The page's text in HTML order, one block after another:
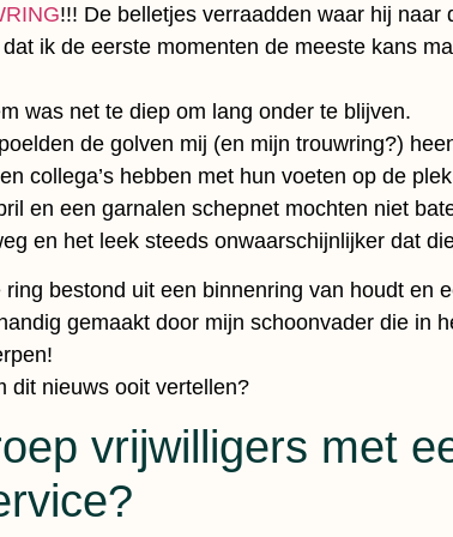
!!! De belletjes verraadden waar hij naar
ik de eerste momenten de meeste kans
was net te diep om lang onder te blijven.
de golven mij (en mijn trouwring?)
collega’s hebben met hun voeten op de
en een garnalen schepnet mochten niet
en het leek steeds onwaarschijnlijker dat
ring bestond uit een binnenring van houdt en
gemaakt door mijn schoonvader die in
dit nieuws ooit vertellen?
vrijwilligers met